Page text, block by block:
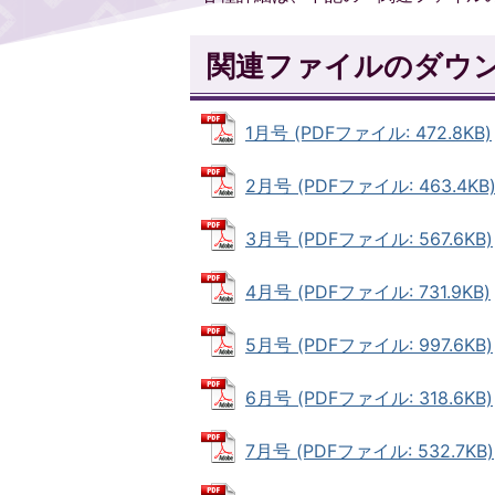
関連ファイルのダウ
1月号 (PDFファイル: 472.8KB)
2月号 (PDFファイル: 463.4KB)
3月号 (PDFファイル: 567.6KB)
4月号 (PDFファイル: 731.9KB)
5月号 (PDFファイル: 997.6KB)
6月号 (PDFファイル: 318.6KB)
7月号 (PDFファイル: 532.7KB)